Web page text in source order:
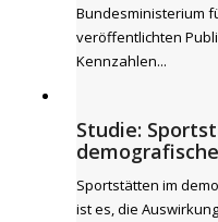
Bundesministerium
veröffentlichten
Kennzahlen...
Studie:
Sportstätten im
ist es, die